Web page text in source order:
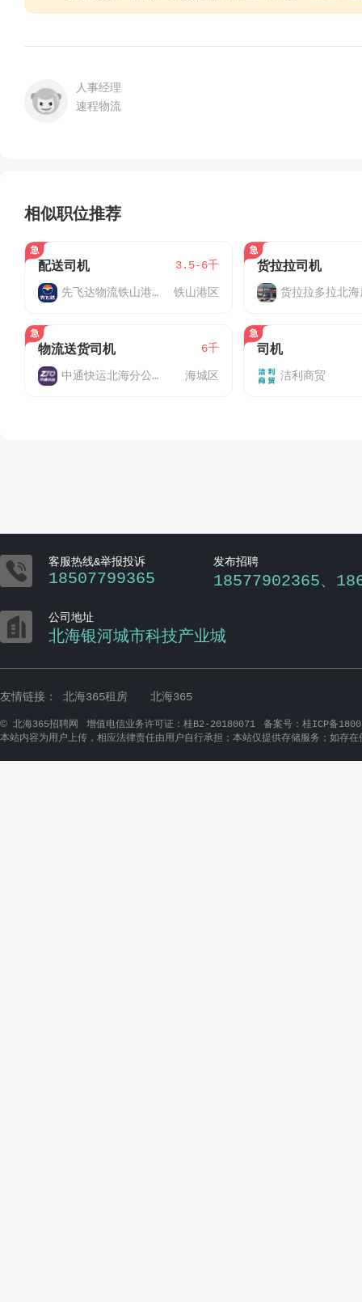
人事经理
速程物流
相似职位推荐
配送司机 3.5-6千
先飞达物流铁山港网点 铁山港区
货拉拉司机
货拉拉多拉北海
物流送货司机 6千
中通快运北海分公司 海城区
司机
洁利商贸
 客服热线&举报投诉
18507799365
发布招聘
18577902365、
 公司地址
北海银河城市科技产业城
友情链接： 北海365租房 北海365
© 北海365招聘网 增值电信业务许可证：桂B2-20180071
备案号：桂ICP备
本站内容为用户上传，相应法律责任由用户自行承担；本站仅提供存储服务；如存